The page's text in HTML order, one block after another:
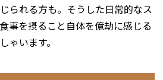
られる方も。そうした日常的なス
事を摂ること自体を億劫に感じる
ゃいます。